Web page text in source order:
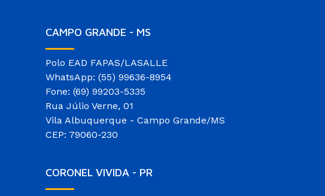
CAMPO GRANDE - MS
Polo EAD FAPAS/LASALLE
WhatsApp: (55) 99636-8954
Fone: (69) 99203-5335
Rua Júlio Verne, 01
Vila Albuquerque - Campo Grande/MS
CEP: 79060-230
CORONEL VIVIDA - PR